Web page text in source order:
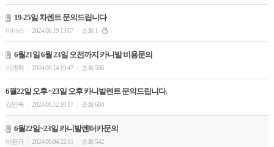
19-25일 차렌트 문의드립니다
이아라 2024.06.19 13:07 조회 1
6월21일 6월 23일 오전까지 카니발 비용문의
이개혁 2024.06.14 19:47 조회 586
6월22일 오후 ~23일 오후 카니발렌트 문의드립니다.
김민욱 2024.06.12 10:17 조회 604
6월22일~23일 카니발렌터카문의
이한규 2024.06.04 22:11 조회 542